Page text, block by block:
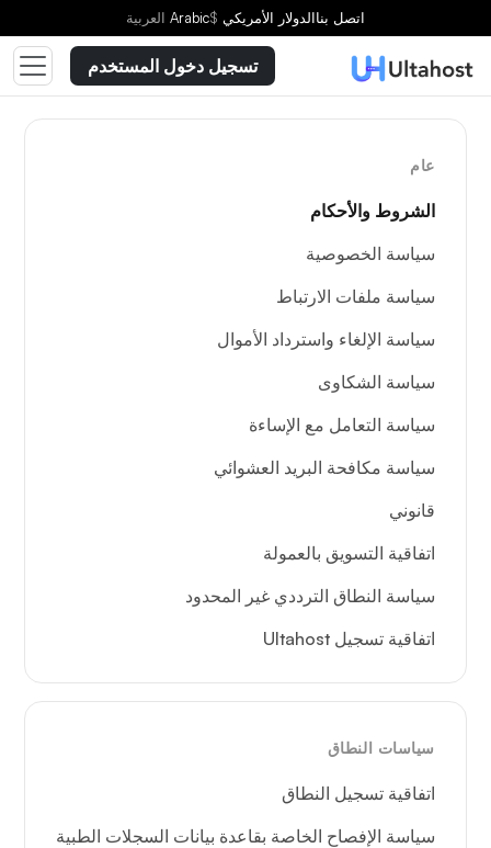
اتصل بناالدولار الأمريكي$
Arabic العربية
تسجيل دخول المستخدم
عام
الشروط والأحكام
سياسة الخصوصية
سياسة ملفات الارتباط
سياسة الإلغاء واسترداد الأموال
سياسة الشكاوى
سياسة التعامل مع الإساءة
سياسة مكافحة البريد العشوائي
قانوني
اتفاقية التسويق بالعمولة
سياسة النطاق الترددي غير المحدود
اتفاقية تسجيل Ultahost
سياسات النطاق
اتفاقية تسجيل النطاق
سياسة الإفصاح الخاصة بقاعدة بيانات السجلات الطبية